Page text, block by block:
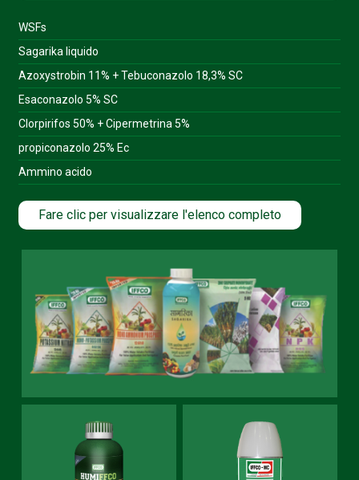
WSFs
Sagarika liquido
Azoxystrobin 11% + Tebuconazolo 18,3% SC
Esaconazolo 5% SC
Clorpirifos 50% + Cipermetrina 5%
propiconazolo 25% Ec
Ammino acido
Fare clic per visualizzare l'elenco completo